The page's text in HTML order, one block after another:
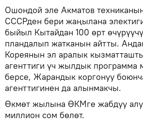
Ошондой эле Акматов
СССРден бери жаңылана
быйыл Кытайдан 100 өрт
пландалып жатканын айтты.
Кореянын эл аралык
агенттиги үч жылдык программа
берсе, Жарандык коргонуу
агенттигинен да алынмакчы.
Өкмөт жылына ӨКМге жабдуу
миллион сом бөлөт.